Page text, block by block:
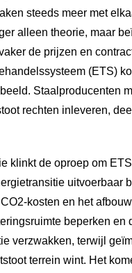
steeds meer met
alleen theorie, maar
de prijzen en
(ETS)
Staalproducenten
rechten inleveren,
klinkt de oproep om
uitvoerbaar
kosten en het
beperken en
verzwakken, terwijl
terrein wint. Het